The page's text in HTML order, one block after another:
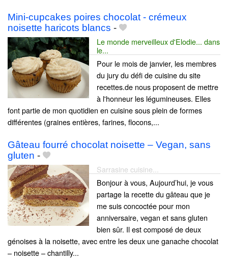
Mini-cupcakes poires chocolat - crémeux
noisette haricots blancs -
Le monde merveilleux d'Elodie... dans
le...
Pour le mois de janvier, les membres
du jury du défi de cuisine du site
recettes.de nous proposent de mettre
à l'honneur les légumineuses. Elles
font partie de mon quotidien en cuisine sous plein de formes
différentes (graines entières, farines, flocons,...
Gâteau fourré chocolat noisette – Vegan, sans
gluten -
Sarrasine cuisine...
Bonjour à vous, Aujourd’hui, je vous
partage la recette du gâteau que je
me suis concoctée pour mon
anniversaire, vegan et sans gluten
bien sûr. Il est composé de deux
génoises à la noisette, avec entre les deux une ganache chocolat
– noisette – chantilly...